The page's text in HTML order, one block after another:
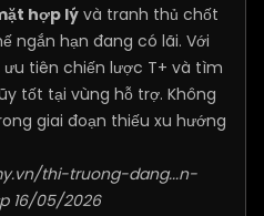
hợp lývà tranh thủ chốt
ngắn hạn đang có lãi. Với
tiên chiến lược T+ và tìm
tốt tại vùng hỗ trợ. Không
giai đoạn thiếu xu hướng
thi-truong-dang...n-
16/05/2026